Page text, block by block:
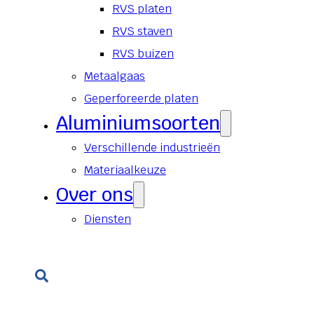
RVS platen
RVS staven
RVS buizen
Metaalgaas
Geperforeerde platen
Aluminiumsoorten
Verschillende industrieën
Materiaalkeuze
Over ons
Diensten